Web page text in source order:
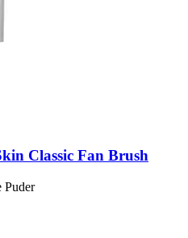
Classic Fan Brush
Puder